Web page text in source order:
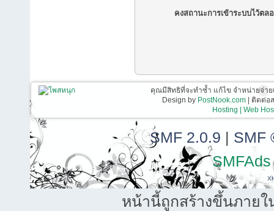
คงสถานะการเข้าระบบไว้ตล
คุณมีสิทธิที่จะทำซ้ำ แก้ไข จำหน่ายจ่า
Design by PostNook.com| ติดต่อส
Hosting | Web
SMF 2.0.9 | SMF
SMFAds
หน้านี้ถูกสร้างขึ้นภายใ